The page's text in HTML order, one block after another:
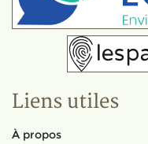
Liens utiles
À propos